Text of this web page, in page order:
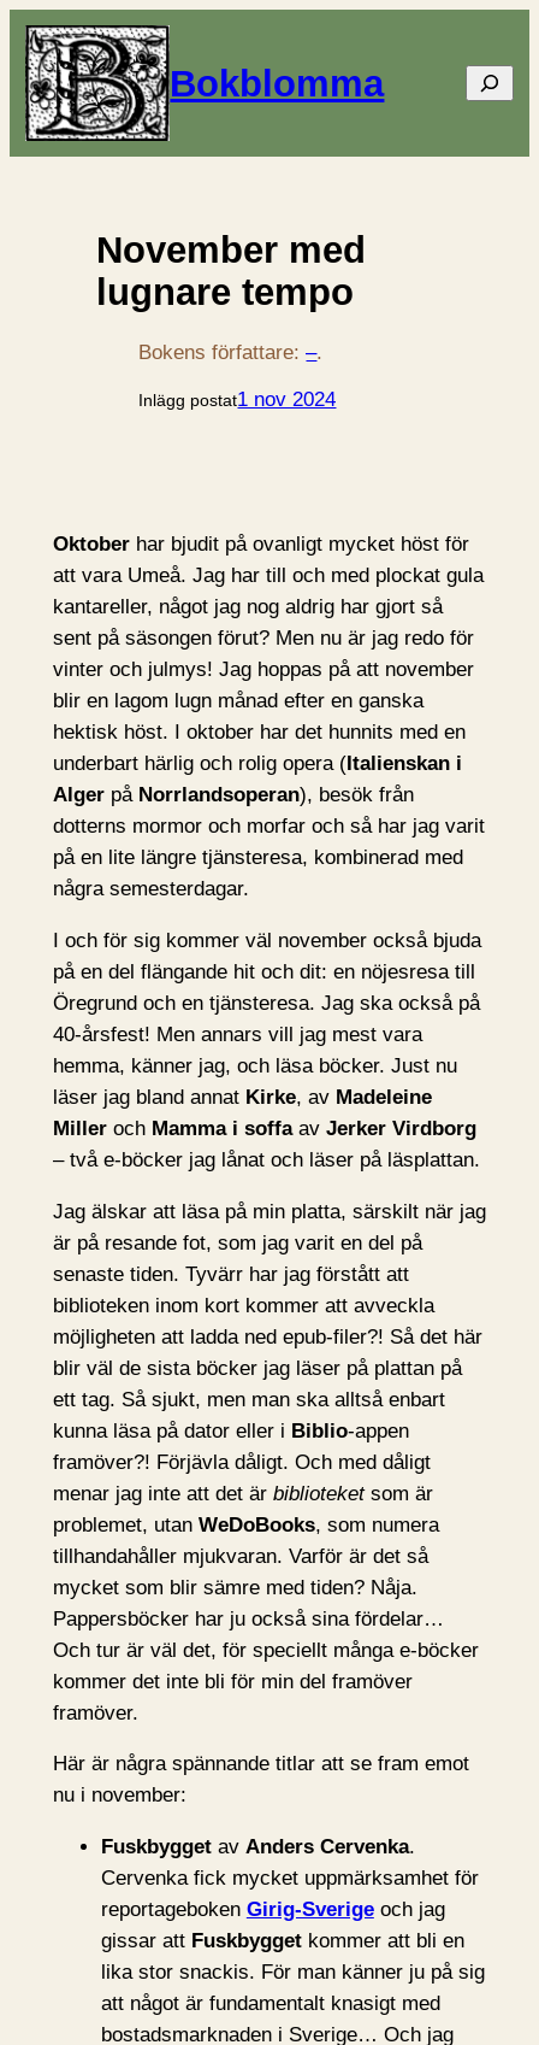
Bokblomma Sök
November med
lugnare tempo
Bokens författare:–.
Inlägg postat1 nov 2024
Oktoberhar bjudit på ovanligt mycket höst för
att vara Umeå. Jag har till och med plockat gula
kantareller, något jag nog aldrig har gjort så
sent på säsongen förut? Men nu är jag redo för
vinter och julmys! Jag hoppas på att november
blir en lagom lugn månad efter en ganska
hektisk höst. I oktober har det hunnits med en
underbart härlig och rolig opera (Italienskan i
Algerpå Norrlandsoperan), besök från
dotterns mormor och morfar och så har jag varit
på en lite längre tjänsteresa, kombinerad med
några semesterdagar.
I och för sig kommer väl november också bjuda
på en del flängande hit och dit: en nöjesresa till
Öregrund och en tjänsteresa. Jag ska också på
40-årsfest! Men annars vill jag mest vara
hemma, känner jag, och läsa böcker. Just nu
läser jag bland annat Kirke, av Madeleine
Milleroch Mamma i soffaav Jerker Virdborg
– två e-böcker jag lånat och läser på läsplattan.
Jag älskar att läsa på min platta, särskilt när jag
är på resande fot, som jag varit en del på
senaste tiden. Tyvärr har jag förstått att
biblioteken inom kort kommer att avveckla
möjligheten att ladda ned epub-filer?! Så det här
blir väl de sista böcker jag läser på plattan på
ett tag. Så sjukt, men man ska alltså enbart
kunna läsa på dator eller i Biblio-appen
framöver?! Förjävla dåligt. Och med dåligt
menar jag inte att det är biblioteketsom är
problemet, utan WeDoBooks, som numera
tillhandahåller mjukvaran. Varför är det så
mycket som blir sämre med tiden? Nåja.
Pappersböcker har ju också sina fördelar…
Och tur är väl det, för speciellt många e-böcker
kommer det inte bli för min del framöver
framöver.
Här är några spännande titlar att se fram emot
nu i november:
Fuskbygget av Anders Cervenka.
Cervenka fick mycket uppmärksamhet för
reportageboken Girig-Sverigeoch jag
gissar att Fuskbyggetkommer att bli en
lika stor snackis. För man känner ju på sig
att något är fundamentalt knasigt med
bostadsmarknaden i Sverige… Och jag